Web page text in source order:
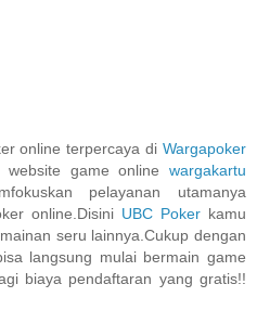
online terpercaya di Wargapoker
game online wargakartu
pelayanan utamanya
online.Disini UBC Poker kamu
seru lainnya.Cukup dengan
langsung mulai bermain game
biaya pendaftaran yang gratis!!